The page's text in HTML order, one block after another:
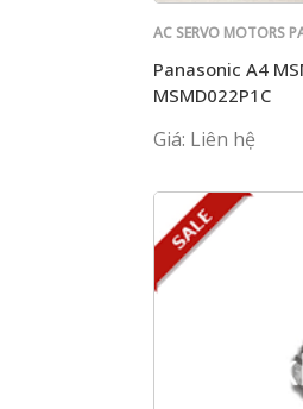
AC SERVO MOTORS
Panasonic A4
MSMD022P1C
Giá: Liên hệ